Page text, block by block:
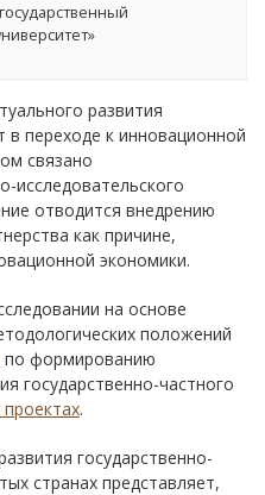
развития
в переходе к инновационной
связано
исследовательского
отводится внедрению
как причине,
экономики.
на основе
положений
по формированию
государственно-частного
.
государственно-
странах представляет,